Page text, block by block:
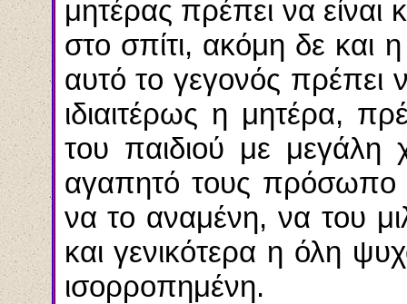
μητέρας πρέπει να
στο σπίτι, ακόμη δε και
αυτό το γεγονός πρέπει
ιδιαιτέρως η μητέρα,
του παιδιού με
αγαπητό τους πρόσωπο
να το αναμένη, να του
και γενικότερα η όλη
ισορροπημένη.